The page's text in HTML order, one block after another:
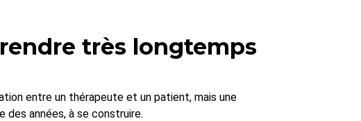
très longtemps
entre un thérapeute et un patient, mais une
des années, à se construire.